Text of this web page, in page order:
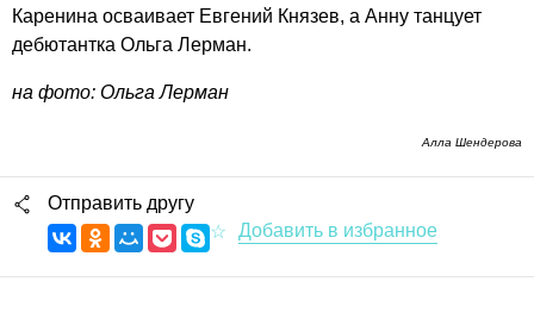
Каренина осваивает Евгений Князев, а Анну танцует
дебютантка Ольга Лерман.
на фото: Ольга Лерман
Алла Шендерова
Отправить другу